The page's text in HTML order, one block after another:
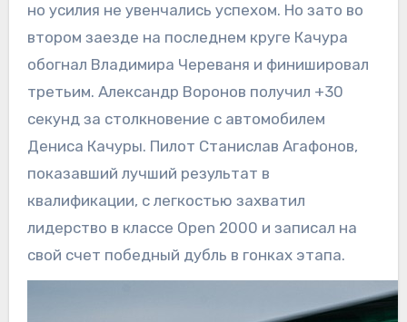
но усилия не увенчались успехом. Но зато во
втором заезде на последнем круге Качура
обогнал Владимира Череваня и финишировал
третьим. Александр Воронов получил +30
секунд за столкновение с автомобилем
Дениса Качуры. Пилот Станислав Агафонов,
показавший лучший результат в
квалификации, с легкостью захватил
лидерство в классе Open 2000 и записал на
свой счет победный дубль в гонках этапа.